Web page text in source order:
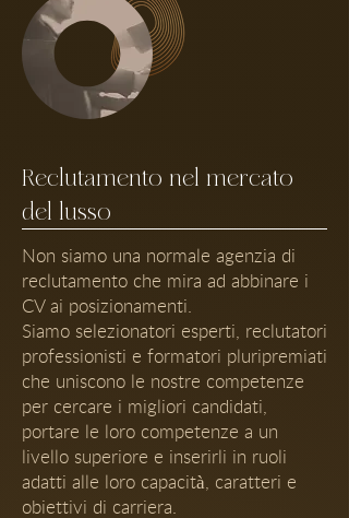
Reclutamento nel mercato
del lusso
Non siamo una normale agenzia di
reclutamento che mira ad abbinare i
CV ai posizionamenti.
Siamo selezionatori esperti, reclutatori
professionisti e formatori pluripremiati
che uniscono le nostre competenze
per cercare i migliori candidati,
portare le loro competenze a un
livello superiore e inserirli in ruoli
adatti alle loro capacità, caratteri e
obiettivi di carriera.